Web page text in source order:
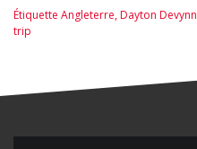
Étiquette Angleterre,Dayton Devynn
trip